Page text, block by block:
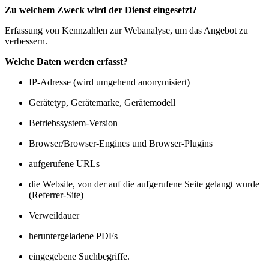
Zu welchem Zweck wird der Dienst eingesetzt?
Erfassung von Kennzahlen zur Webanalyse, um das Angebot zu
verbessern.
Welche Daten werden erfasst?
IP-Adresse (wird umgehend anonymisiert)
Gerätetyp, Gerätemarke, Gerätemodell
Betriebssystem-Version
Browser/Browser-Engines und Browser-Plugins
aufgerufene URLs
die Website, von der auf die aufgerufene Seite gelangt wurde
(Referrer-Site)
Verweildauer
heruntergeladene PDFs
eingegebene Suchbegriffe.